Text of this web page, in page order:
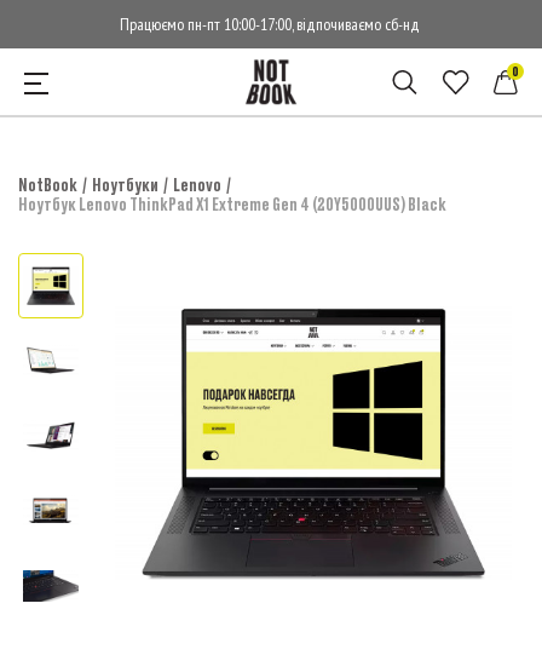
Працюємо пн-пт 10:00-17:00, відпочиваємо сб-нд
0
NotBook Ноутбуки
Lenovo
Ноутбук Lenovo ThinkPad X1 Extreme Gen 4 (20Y5000UUS) Black